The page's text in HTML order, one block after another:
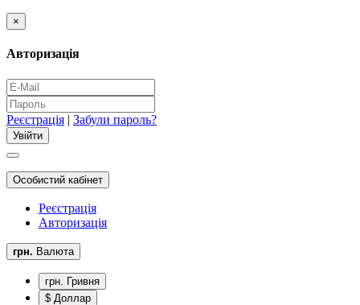
×
Авторизація
Реєстрація | Забули пароль?
Особистий кабінет
Реєстрація
Авторизація
грн. Валюта
грн. Гривня
$ Доллар